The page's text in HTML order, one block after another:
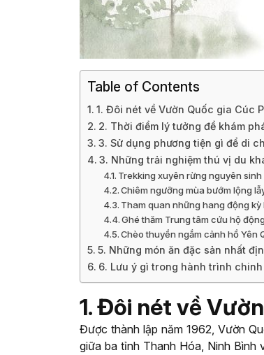
Table of Contents
1. Đôi nét về Vườn Quốc gia Cúc
2. Thời điểm lý tưởng để khám
3. Sử dụng phương tiện gì để di
3. Những trải nghiệm thú vị du
Trekking xuyên rừng nguyên
Chiêm ngưỡng mùa bướm lộng
Tham quan những hang động kỳ
Ghé thăm Trung tâm cứu hộ
Chèo thuyền ngắm cảnh hồ Yên
5. Những món ăn đặc sản nhất
6. Lưu ý gì trong hành trình
1. Đôi nét về
Được thành lập năm 1962, Vườn
giữa ba tỉnh Thanh Hóa, Ninh Bình